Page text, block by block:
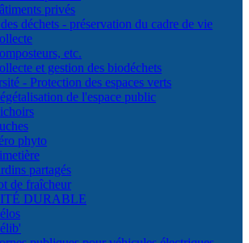
privés
déchets - préservation du cadre de vie
etc.
et gestion des biodéchets
- Protection des espaces verts
de l'espace public
phyto
partagés
de fraîcheur
DURABLE